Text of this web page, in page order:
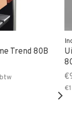
Trend 80B